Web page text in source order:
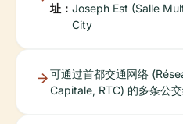
址： Joseph Est (Salle
City
可通过首都交通网络
Capitale, RTC) 的多条公交